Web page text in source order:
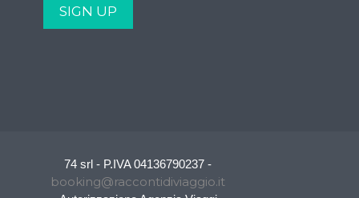
74 srl - P.IVA 04136790237 -
booking@raccontidiviaggio.it